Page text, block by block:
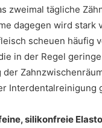
zweimal tägliche
dagegen wird stark
scheuen häufig
in der Regel
Interdentalreinigung
silikonfreie